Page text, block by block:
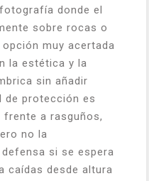
donde el
sobre rocas o
muy acertada
la estética y la
sin añadir
de protección es
a rasguños,
no la
si se espera
caídas desde altura